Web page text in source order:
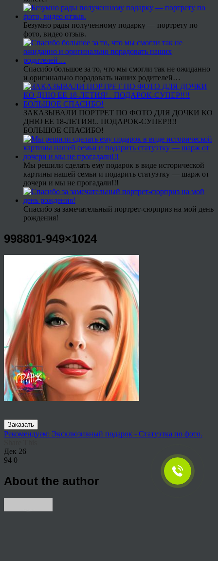
Безумно рады полученному подарку — портрету по
фото, видео отзыв.
Спасибо большое за то, что мы смогли так не ожиданно
и оригинально порадовать наших родителей…
ЗАКАЗЫВАЛИ ПОРТРЕТ ПО ФОТО ДЛЯ ДОЧКИ КО
ДНЮ ЕЕ 18-ЛЕТИЯ!.. ПОДАРОК-СУПЕР!!!!
БОЛЬШОЕ СПАСИБО!
Мы решили сделать ему подарок в виде исторической
картины нашей семьи и подарить статуэтку — шарж от
дочери и мы не прогадали!!!
Спасибо за замечательный портрет-сюрприз на мой день
рождения!
998801-949×1024
Заказать
Рекомендуем: Эксклюзивный подарок - Статуэтка по фото.
Дек 26
94 0
About the author